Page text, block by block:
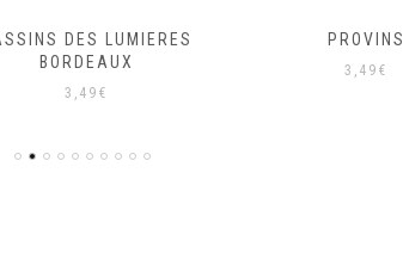
DES LUMIERES
BORDEAUX
3,49 €
PROVINS
3,49 €